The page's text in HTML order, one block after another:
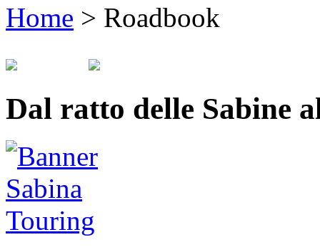
Home > Roadbook
Dal ratto delle Sabine